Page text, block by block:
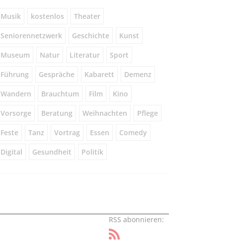
Musik kostenlos Theater
Seniorennetzwerk Geschichte Kunst
Museum Natur Literatur Sport
Führung Gespräche Kabarett Demenz
Wandern Brauchtum Film Kino
Vorsorge Beratung Weihnachten Pflege
Feste Tanz Vortrag Essen Comedy
Digital Gesundheit Politik
RSS abonnieren: